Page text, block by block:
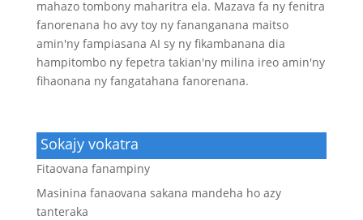
mahazo tombony maharitra ela. Mazava fa ny fenitra
fanorenana ho avy toy ny fananganana maitso
amin'ny fampiasana AI sy ny fikambanana dia
hampitombo ny fepetra takian'ny milina ireo amin'ny
fihaonana ny fangatahana fanorenana.
Sokajy vokatra
Fitaovana fanampiny
Masinina fanaovana sakana mandeha ho azy
tanteraka